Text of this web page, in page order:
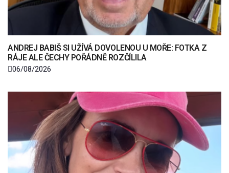
ANDREJ BABIŠ SI UŽÍVÁ DOVOLENOU U MOŘE: FOTKA Z
RÁJE ALE ČECHY POŘÁDNĚ ROZČÍLILA
06/08/2026